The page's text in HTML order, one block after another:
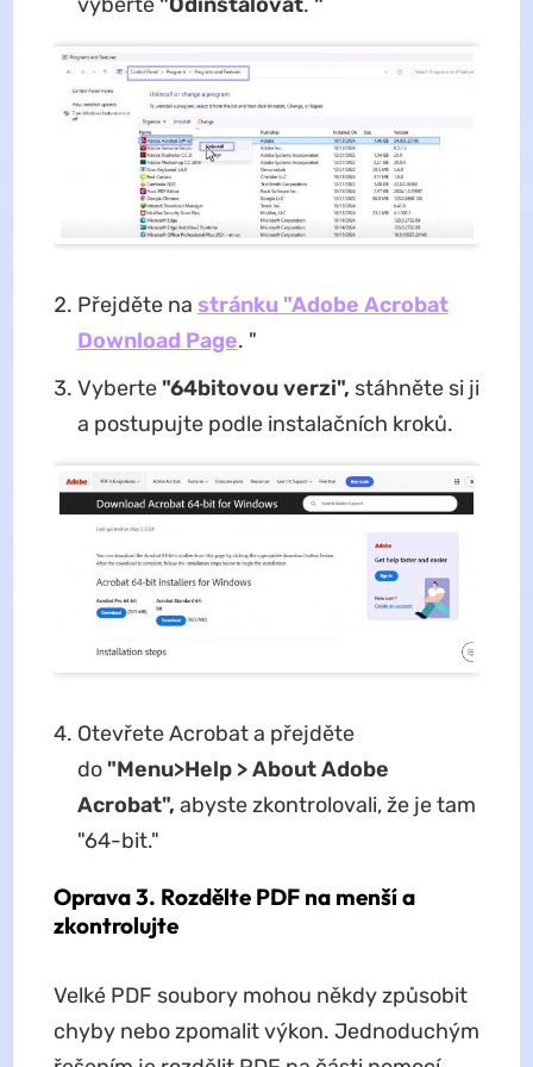
Přejděte na stránku "Adobe Acrobat
Download Page. "
Vyberte "64bitovou verzi", stáhněte si ji
a postupujte podle instalačních kroků.
Otevřete Acrobat a přejděte
do "Menu>Help > About Adobe
Acrobat", abyste zkontrolovali, že je tam
"64-bit."
Oprava 3. Rozdělte PDF na menší a
zkontrolujte
Velké PDF soubory mohou někdy způsobit
chyby nebo zpomalit výkon. Jednoduchým